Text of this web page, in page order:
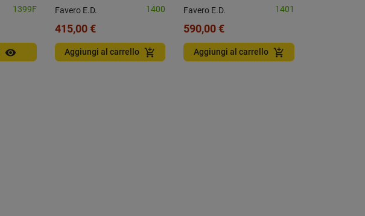
1399F
visibility
Favero E.D. 1400
415,00 €
Aggiungi al carrello add_shopping_cart
Favero E.D. 1401
590,00 €
Aggiungi al carrello add_shopping_cart